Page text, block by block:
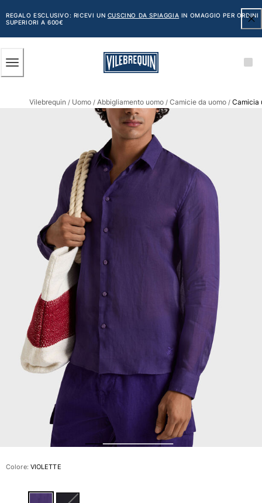
AL
CONTENUTO
PRINCIPALE
REGALO ESCLUSIVO: RICEVI UN CUSCINO DA SPIAGGIA IN OMAGGIO PER ORDINI
SUPERIORI A 600€
Vedi tutti i Uomo
Costumi da bagno
Pantaloncini mare
Classico
Classico stretch
Classico ultraleggero
Ricamati Edizione Numerata
Cintura piatta
Classico corto
Classico lungo
Rash guard
Slip
Magici
Vedi tutti i Costumi da bagno
Abbigliamento
Polo
Camicie
Bermuda
Pullover e Cardigan
Capispalla
Pantaloni
Maglieria
T-shirts
Taglie forti
Vilebrequin / Uomo / Abbigliamento uomo / Camicie da uomo / Camicia
Colore: VIOLETTE